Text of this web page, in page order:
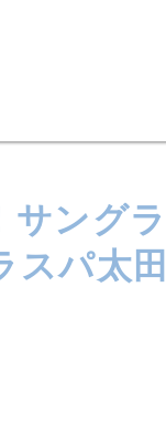
サング
パ太田